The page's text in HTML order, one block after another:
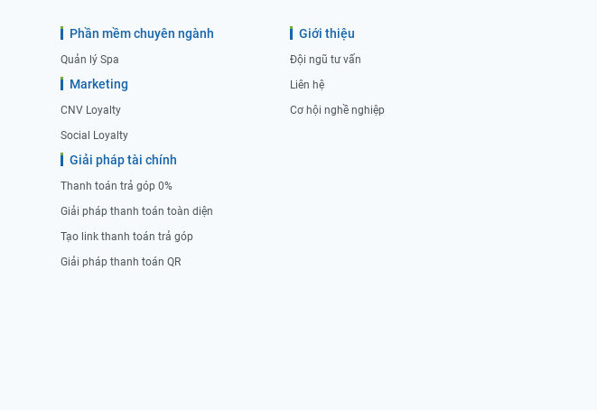
Phần mềm chuyên ngành
Quản lý Spa
Marketing
CNV Loyalty
Social Loyalty
Giải pháp tài chính
Thanh toán trả góp 0%
Giải pháp thanh toán toàn diện
Tạo link thanh toán trả góp
Giải pháp thanh toán QR
Giới thiệu
Đội ngũ tư vấn
Liên hệ
Cơ hội nghề nghiệp